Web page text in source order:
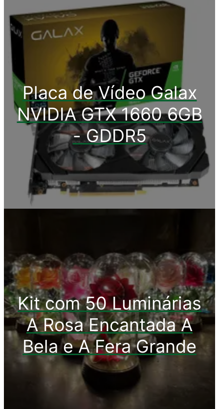
Placa de Vídeo Galax
NVIDIA GTX 1660 6GB
- GDDR5
Kit com 50 Luminárias
A Rosa Encantada A
Bela e A Fera Grande